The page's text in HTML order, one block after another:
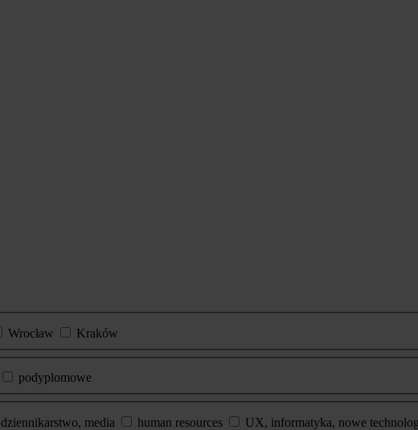
Wrocław
Kraków
podyplomowe
dziennikarstwo, media human resources UX, informatyka, nowe